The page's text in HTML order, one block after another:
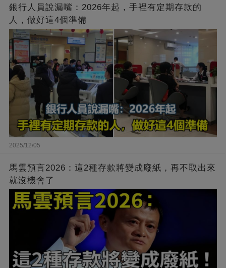
銀行人員說漏嘴：2026年起，手裡有定期存款的
人，做好這4個準備
2025/12/05
馬雲預言2026：這2種存款將變成廢紙，再不取出來
就沒機會了